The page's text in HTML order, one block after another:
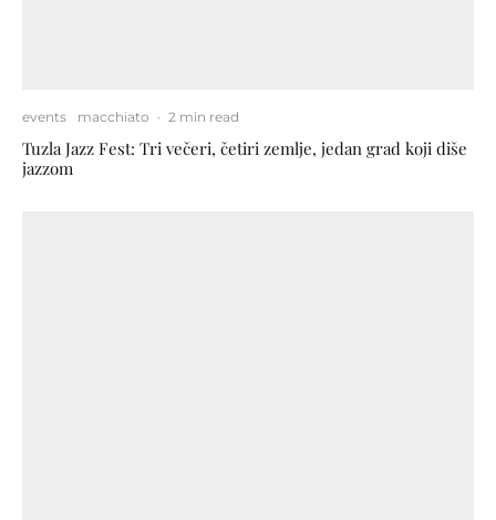
events macchiato · 2 min read
Tuzla Jazz Fest: Tri večeri, četiri zemlje, jedan grad koji diše
jazzom